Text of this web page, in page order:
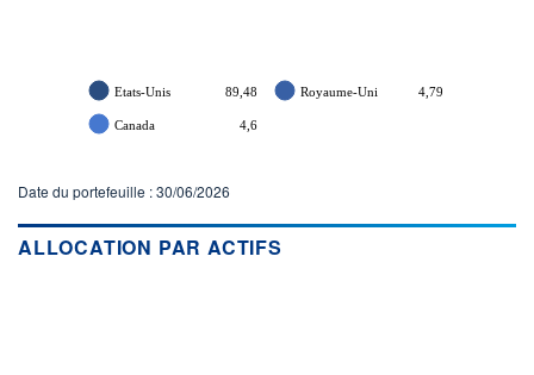
Etats-Unis 89,48 Royaume-Uni 4,79
Canada 4,6
Date du portefeuille : 30/06/2026
ALLOCATION PAR ACTIFS